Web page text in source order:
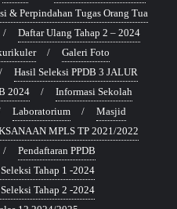
& Perpindahan Tugas Orang Tua
Daftar Ulang Tahap 2 – 2024
Galeri Foto
Hasil Seleksi PPDB 3 JALUR
2024
Informasi Sekolah
Laboratorium
Masjid
MPLS TP 2021/2022
Pendaftaran PPDB
Tahap 1 -2024
Tahap 2 -2024